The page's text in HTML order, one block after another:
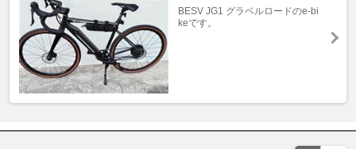
BESV JG1 グラベルロードのe-bi
keです。